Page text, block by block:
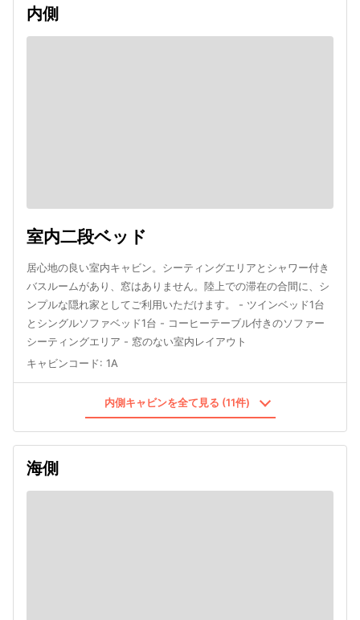
内側
室内二段ベッド
居心地の良い室内キャビン。シーティングエリアとシャワー付き
バスルームがあり、窓はありません。陸上での滞在の合間に、シ
ンプルな隠れ家としてご利用いただけます。 - ツインベッド1台
とシングルソファベッド1台 - コーヒーテーブル付きのソファー
シーティングエリア - 窓のない室内レイアウト
キャビンコード: 1A
内側キャビンを全て見る (11件)
海側